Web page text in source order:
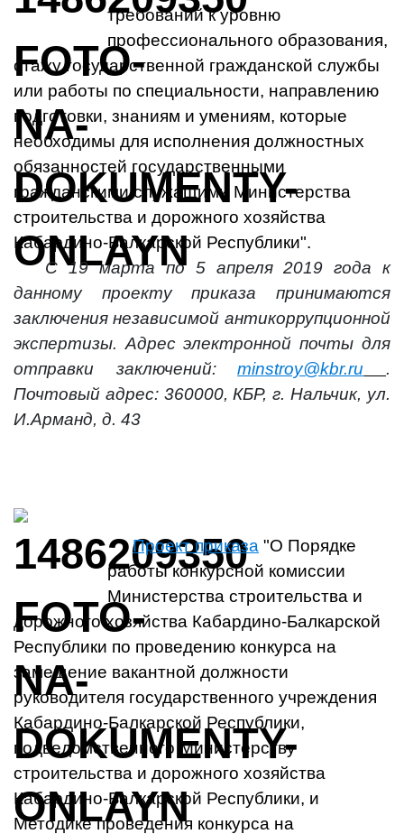
требований к уровню
профессионального образования,
стажу государственной гражданской службы
или работы по специальности, направлению
подготовки, знаниям и умениям, которые
необходимы для исполнения должностных
обязанностей государственными
гражданскими служащими Министерства
строительства и дорожного хозяйства
Кабардино-Балкарской Республики".
С 19 марта по 5 апреля 2019 года к
данному проекту приказа принимаются
заключения независимой антикоррупционной
экспертизы. Адрес электронной почты для
отправки заключений:
minstroy@kbr.ru
.
Почтовый адрес: 360000, КБР, г. Нальчик, ул.
И.Арманд, д. 43
Проект приказа "О Порядке
работы конкурсной комиссии
Министерства строительства и
дорожного хозяйства Кабардино-Балкарской
Республики по проведению конкурса на
замещение вакантной должности
руководителя государственного учреждения
Кабардино-Балкарской Республики,
подведомственного Министерству
строительства и дорожного хозяйства
Кабардино-Балкарской Республики, и
Методике проведения конкурса на